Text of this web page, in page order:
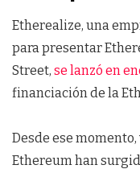
Etherealize, una
para presentar
Street, se lanzó en
financiación de la
Desde ese
Ethereum han